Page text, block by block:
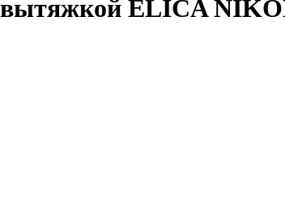
вытяжкой ELICA